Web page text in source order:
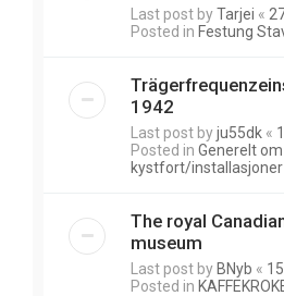
Last post byTarjei «
Posted in Festung
1942
Last post byju55dk «
Posted in Generelt
kystfort/installasjoner
The royal
museum
Last post by BNyb «
Posted in